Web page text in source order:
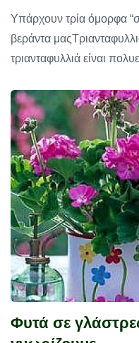
Υπάρχουν τρία όμορφα
βεράντα
τριανταφυλλιά είναι
Φυτά σε